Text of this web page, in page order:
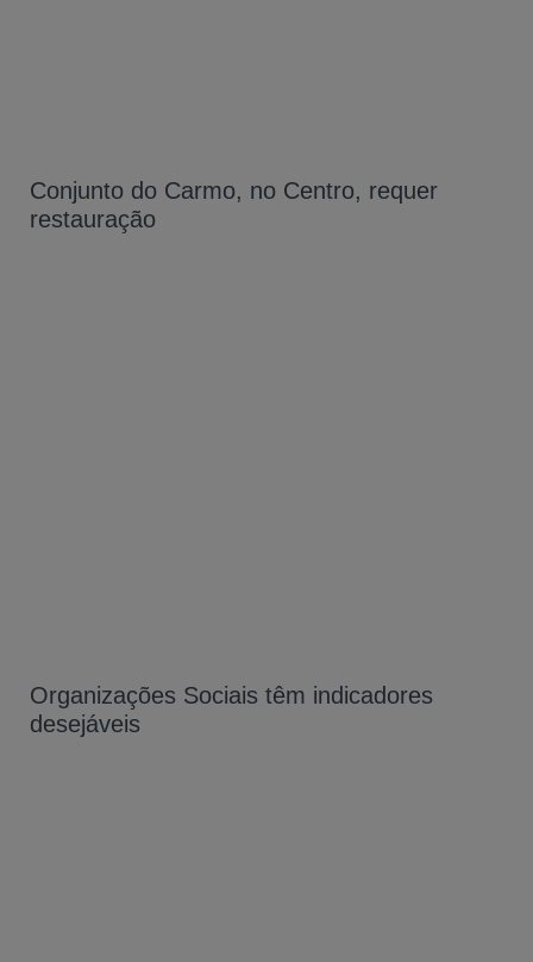
Conjunto do Carmo, no Centro, requer
restauração
Organizações Sociais têm indicadores
desejáveis